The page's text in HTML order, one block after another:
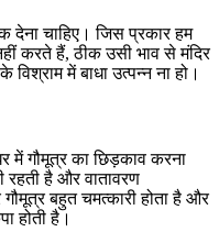
देना चाहिए। जिस प्रकार हम
करते हैं, ठीक उसी भाव से मंदिर
में बाधा उत्पन्न ना हो।
में गौमूत्र का छिड़काव करना
रहती है और वातावरण
बहुत चमत्कारी होता है और
होती है।